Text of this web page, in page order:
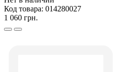
Код товара: 014280027
1 060 грн.